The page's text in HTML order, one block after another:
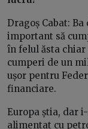
Dragoș Cabat:
important să
în felul ăsta chiar
cumperi de un
ușor pentru
financiare.
Europa știa, dar
alimentat cu